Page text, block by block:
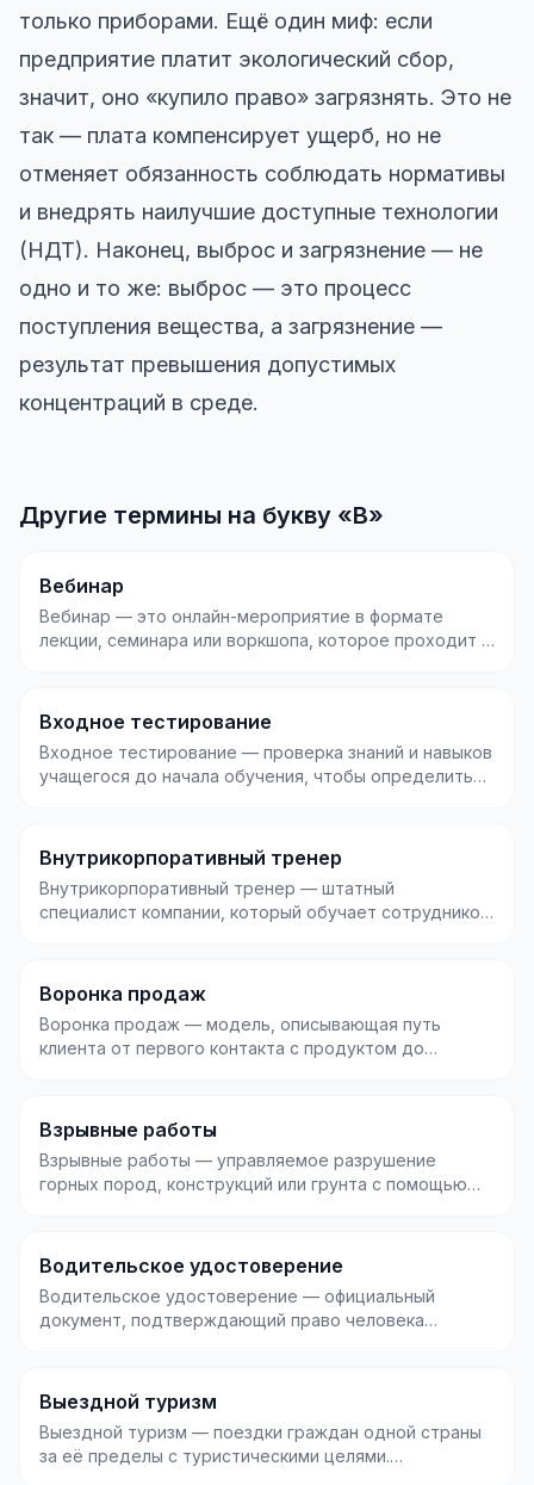
только приборами. Ещё один миф: если
предприятие платит экологический сбор,
значит, оно «купило право» загрязнять. Это не
так — плата компенсирует ущерб, но не
отменяет обязанность соблюдать нормативы
и внедрять наилучшие доступные технологии
(НДТ). Наконец, выброс и загрязнение — не
одно и то же: выброс — это процесс
поступления вещества, а загрязнение —
результат превышения допустимых
концентраций в среде.
Другие термины на букву «В»
Вебинар
Вебинар — это онлайн-мероприятие в формате
лекции, семинара или воркшопа, которое проходит в
Входное тестирование
Входное тестирование — проверка знаний и навыков
учащегося до начала обучения, чтобы определить
Внутрикорпоративный тренер
Внутрикорпоративный тренер — штатный
специалист компании, который обучает сотрудников
Воронка продаж
Воронка продаж — модель, описывающая путь
клиента от первого контакта с продуктом до
Взрывные работы
Взрывные работы — управляемое разрушение
горных пород, конструкций или грунта с помощью
Водительское удостоверение
Водительское удостоверение — официальный
документ, подтверждающий право человека
Выездной туризм
Выездной туризм — поездки граждан одной страны
за её пределы с туристическими целями.